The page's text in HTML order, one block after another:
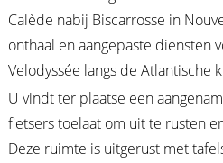
Calède nabij Biscarrosse in
onthaal en aangepaste diensten
Velodyssée langs de Atlantische
U vindt ter plaatse een
fietsers toelaat om uit te rusten
Deze ruimte is uitgerust met